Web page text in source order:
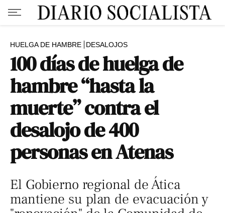
HUELGA DE HAMBRE DESALOJOS
100 días de huelga de
hambre “hasta la
muerte” contra el
desalojo de 400
personas en Atenas
El Gobierno regional de Ática
mantiene su plan de evacuación y